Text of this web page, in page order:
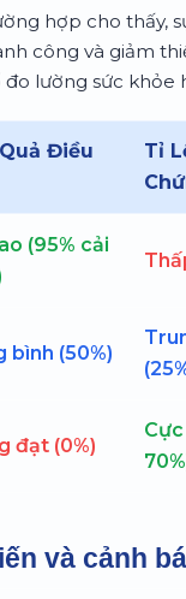
hợp cho thấy,
công và giảm
lường sức khỏe
Điều
Tỉ
(95% cải
bình (50%)
đạt (0%)
và cảnh